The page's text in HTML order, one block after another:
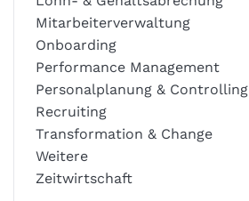
Mitarbeiterverwaltung
Onboarding
Performance Management
Personalplanung & Controlling
Recruiting
Transformation & Change
Weitere
Zeitwirtschaft